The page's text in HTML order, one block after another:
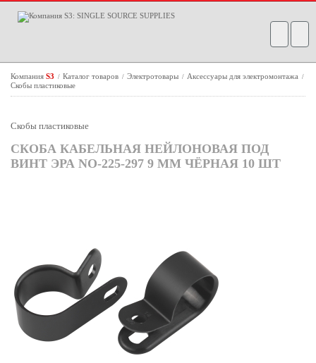
Компания S3 / Каталог товаров / Электротовары / Аксессуары для электромонтажа /
Скобы пластиковые
Скобы пластиковые
СКОБА КАБЕЛЬНАЯ НЕЙЛОНОВАЯ ПОД
ВИНТ ЭРА NO-225-297 9 ММ ЧЁРНАЯ 10 ШТ